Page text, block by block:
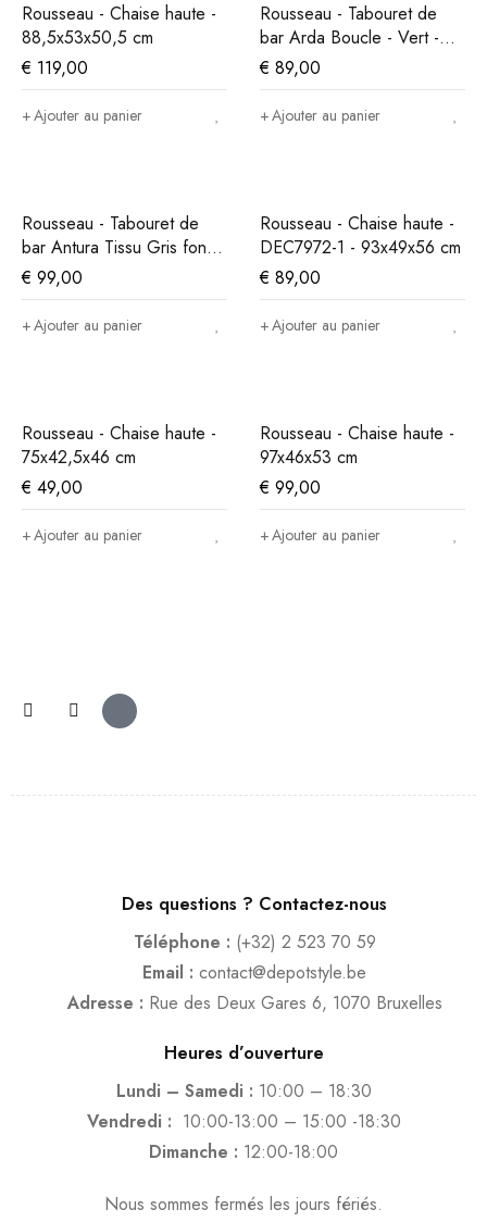
Rousseau - Chaise haute -
88,5x53x50,5 cm
€ 119,00
Ajouter au panier
Rousseau - Tabouret de
bar Arda Boucle - Vert -
86x49x46 cm
€ 89,00
Ajouter au panier
Rousseau - Tabouret de
bar Antura Tissu Gris foncé
- 97x46x53 cm
€ 99,00
Ajouter au panier
Rousseau - Chaise haute -
DEC7972-1 - 93x49x56 cm
€ 89,00
Ajouter au panier
Rousseau - Chaise haute -
75x42,5x46 cm
€ 49,00
Ajouter au panier
Rousseau - Chaise haute -
97x46x53 cm
€ 99,00
Ajouter au panier
Des questions ? Contactez-nous
Téléphone : (+32) 2 523 70 59
Email : contact@depotstyle.be
Adresse : Rue des Deux Gares 6, 1070 Bruxelles
Heures d’ouverture
Lundi – Samedi : 10:00 – 18:30
Vendredi : 10:00-13:00 – 15:00 -18:30
Dimanche : 12:00-18:00
Nous sommes fermés les jours fériés.